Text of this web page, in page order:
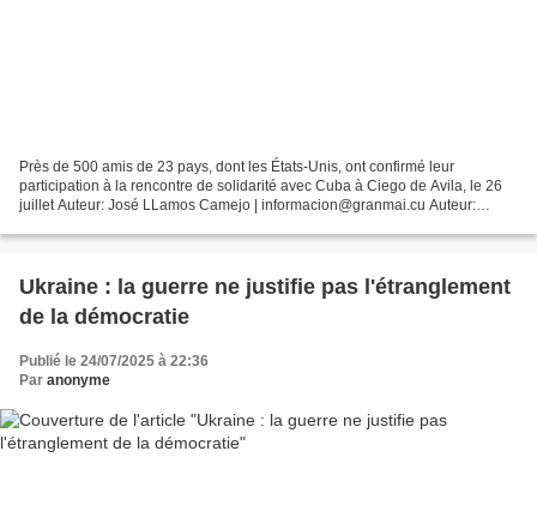
Près de 500 amis de 23 pays, dont les États-Unis, ont confirmé leur
participation à la rencontre de solidarité avec Cuba à Ciego de Avila, le 26
juillet Auteur: José LLamos Camejo | informacion@granmai.cu Auteur:
Ukraine : la guerre ne justifie pas l'étranglement
de la démocratie
Publié le 24/07/2025 à 22:36
Par anonyme